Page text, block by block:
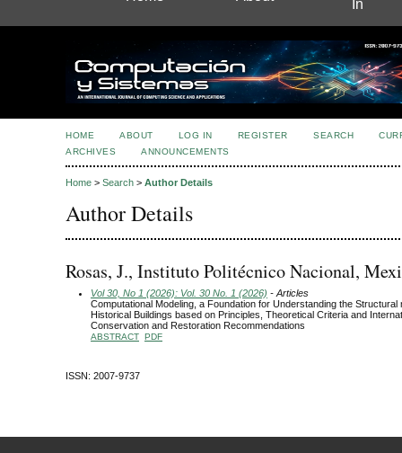
In
HOME ABOUT LOG IN REGISTER SEARCH
ARCHIVES
ANNOUNCEMENTS
Home > Search > Author Details
Author Details
Rosas, J., Instituto Politécnico Nacional,
Vol 30, No 1 (2026): Vol. 30 No. 1 (2026) - Articles
Computational Modeling, a Foundation for Understanding the Structural
Historical Buildings based on Principles, Theoretical Criteria and
Conservation and Restoration Recommendations
ABSTRACT PDF
ISSN: 2007-9737